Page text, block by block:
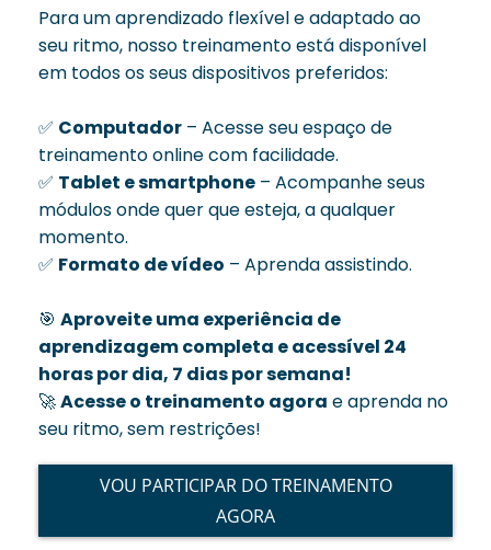
Para um aprendizado flexível e adaptado ao
seu ritmo, nosso treinamento está disponível
em todos os seus dispositivos preferidos:
✅ Computador – Acesse seu espaço de
treinamento online com facilidade.
✅ Tablet e smartphone – Acompanhe seus
módulos onde quer que esteja, a qualquer
momento.
✅ Formato de vídeo – Aprenda assistindo.
🎯 Aproveite uma experiência de
aprendizagem completa e acessível 24
horas por dia, 7 dias por semana!
🚀Acesse o treinamento agora e aprenda no
seu ritmo, sem restrições!
VOU PARTICIPAR DO TREINAMENTO
AGORA